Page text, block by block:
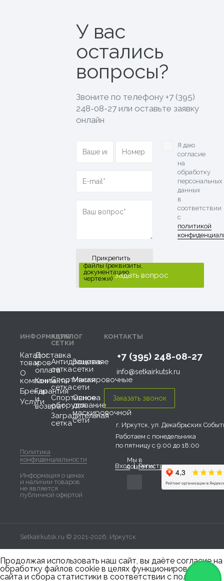
У вас
остались
вопросы?
Звоните по телефону+7 (395)
248-08-27 или оставьте заявку
онлайн
Прикрепить
файлы (реквизиты,
документацию,
чертежи)
Я даю
согласие
на
обработку
персональных
данных
в
соответствии
с
политикой
КОНТАКТЫ
+7 (395) 248-08-27
info@setkairkutsk.ru
г. Иркутск, ул. Декабрьских
Работаем с понедельника
по пятницу с 9:00 до 18:00
Вход | Регистрация
ИНФОРМАЦИЯ
Каталог
товаров
О
компании
Бренды
Услуги
Доставка
и
оплата
Контакты
Гарантия
и
возврат
КАТАЛОГ
СЕТКИ
Антидроновая
сетка
Спортивная
сетка
Спортивное
оборудование
Заградительная
сетка
Защитные
сетки
Маскировочные
сети
Основа
для
маскировочной
сети
Политика
конфиденциальности
Информация о ценах
и наличии товаров
не является
публичной офертой
Мы в
соцсетях:
SetkaIrkutsk.ru © 2021-2026, Иркутск
Продолжая использовать наш сайт, вы даёте согласие на
обработку файлов cookie в целях функционирования
сайта и сбора статистики в соответствии сполитикой